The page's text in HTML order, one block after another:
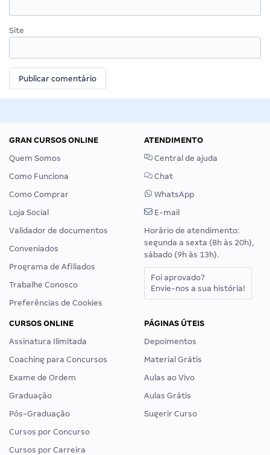
Site
GRAN CURSOS ONLINE
Quem Somos
Como Funciona
Como Comprar
Loja Social
Validador de documentos
Conveniados
Programa de Afiliados
Trabalhe Conosco
Preferências de Cookies
ATENDIMENTO
Central de ajuda
Chat
WhatsApp
E-mail
Horário de atendimento:
segunda a sexta (8h às 20h),
sábado (9h às 13h).
Foi aprovado?
Envie-nos a sua história!
CURSOS ONLINE
Assinatura Ilimitada
Coaching para Concursos
Exame de Ordem
Graduação
Pós-Graduação
Cursos por Concurso
Cursos por Carreira
PÁGINAS ÚTEIS
Depoimentos
Material Grátis
Aulas ao Vivo
Aulas Grátis
Sugerir Curso